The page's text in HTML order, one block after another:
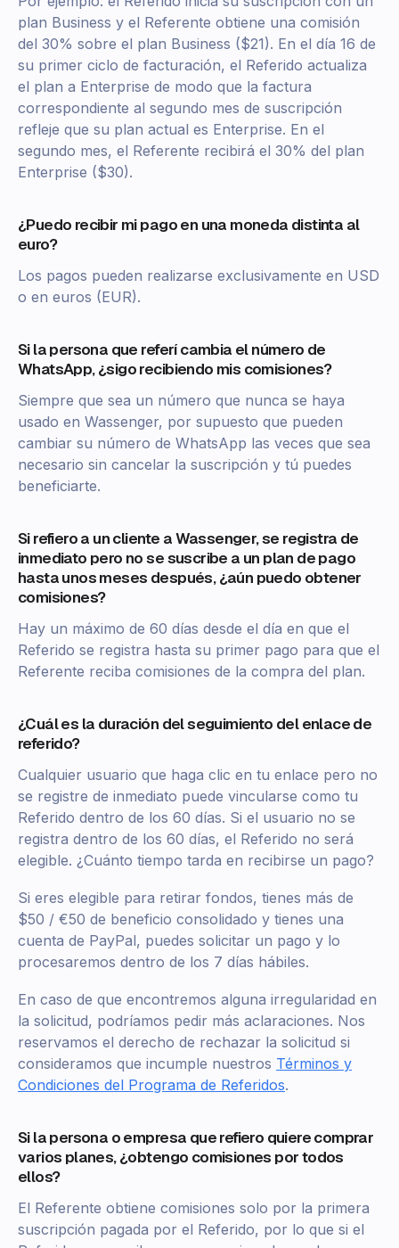
plan Business y el Referente obtiene una comisión
del 30% sobre el plan Business ($21). En el día 16 de
su primer ciclo de facturación, el Referido actualiza
el plan a Enterprise de modo que la factura
correspondiente al segundo mes de suscripción
refleje que su plan actual es Enterprise. En el
segundo mes, el Referente recibirá el 30% del plan
Enterprise ($30).
¿Puedo recibir mi pago en una moneda distinta al
euro?
Los pagos pueden realizarse exclusivamente en USD
o en euros (EUR).
Si la persona que referí cambia el número de
WhatsApp, ¿sigo recibiendo mis comisiones?
Siempre que sea un número que nunca se haya
usado en Wassenger, por supuesto que pueden
cambiar su número de WhatsApp las veces que sea
necesario sin cancelar la suscripción y tú puedes
beneficiarte.
Si refiero a un cliente a Wassenger, se registra de
inmediato pero no se suscribe a un plan de pago
hasta unos meses después, ¿aún puedo obtener
comisiones?
Hay un máximo de 60 días desde el día en que el
Referido se registra hasta su primer pago para que el
Referente reciba comisiones de la compra del plan.
¿Cuál es la duración del seguimiento del enlace de
referido?
Cualquier usuario que haga clic en tu enlace pero no
se registre de inmediato puede vincularse como tu
Referido dentro de los 60 días. Si el usuario no se
registra dentro de los 60 días, el Referido no será
elegible. ¿Cuánto tiempo tarda en recibirse un pago?
Si eres elegible para retirar fondos, tienes más de
$50 / €50 de beneficio consolidado y tienes una
cuenta de PayPal, puedes solicitar un pago y lo
procesaremos dentro de los 7 días hábiles.
En caso de que encontremos alguna irregularidad en
la solicitud, podríamos pedir más aclaraciones. Nos
reservamos el derecho de rechazar la solicitud si
consideramos que incumple nuestros Términos y
Condiciones del Programa de Referidos.
Si la persona o empresa que refiero quiere comprar
varios planes, ¿obtengo comisiones por todos
ellos?
El Referente obtiene comisiones solo por la primera
suscripción pagada por el Referido, por lo que si el